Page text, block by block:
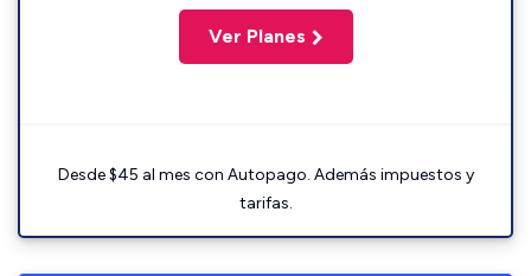
Ver Planes
Desde $45 al mes con Autopago. Además impuestos y
tarifas.